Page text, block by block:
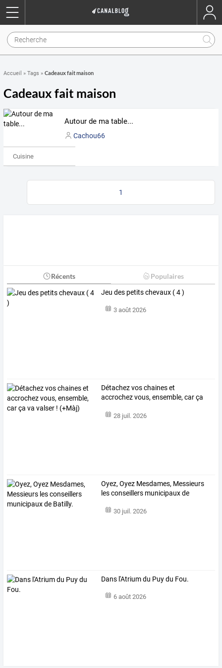
Accueil » Tags » Cadeaux fait maison
Cadeaux fait maison
Autour de ma table...
Cachou66
Cuisine
1
Récents Populaires
Jeu des petits chevaux ( 4 )
3 août 2026
Détachezvoschaineset
accrochezvous, ensemble, carça
28 juil. 2026
Oyez, Oyez Mesdames, Messieurs
les conseillers municipaux de
30 juil. 2026
Dans l'Atrium du Puy du Fou.
6 août 2026